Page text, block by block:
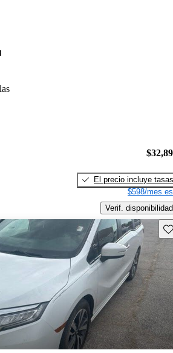
El precio incluye tasas
$598/mes
Verif. disponibilidad